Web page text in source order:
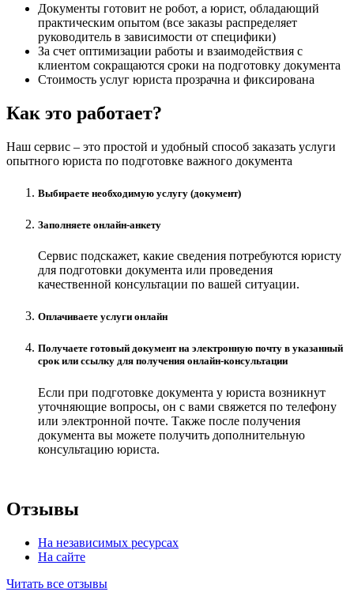
Документы готовит не робот, а юрист, обладающий
практическим опытом (все заказы распределяет
руководитель в зависимости от специфики)
За счет оптимизации работы и взаимодействия с
клиентом сокращаются сроки на подготовку документа
Стоимость услуг юриста прозрачна и фиксирована
Как это работает?
Наш сервис – это простой и удобный способ заказать услуги
опытного юриста по подготовке важного документа
Выбираете необходимую услугу (документ)
Заполняете онлайн-анкету
Сервис подскажет, какие сведения потребуются юристу
для подготовки документа или проведения
качественной консультации по вашей ситуации.
Оплачиваете услуги онлайн
Получаете готовый документ на электронную почту в указанный
срок или ссылку для получения онлайн-консультации
Если при подготовке документа у юриста возникнут
уточняющие вопросы, он с вами свяжется по телефону
или электронной почте. Также после получения
документа вы можете получить дополнительную
консультацию юриста.
Отзывы
На независимых ресурсах
На сайте
Читать все отзывы